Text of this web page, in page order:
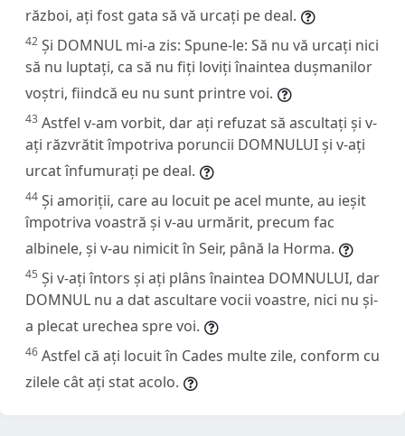
război, ați fost gata să vă urcați pe deal.
42 Și DOMNUL mi-a zis: Spune-le: Să nu vă urcați nici
să nu luptați, ca să nu fiți loviți înaintea dușmanilor
voștri, fiindcă eu nu sunt printre voi.
43 Astfel v-am vorbit, dar ați refuzat să ascultați și v-
ați răzvrătit împotriva poruncii DOMNULUI și v-ați
urcat înfumurați pe deal.
44 Și amoriții, care au locuit pe acel munte, au ieșit
împotriva voastră și v-au urmărit, precum fac
albinele, și v-au nimicit în Seir, până la Horma.
45 Și v-ați întors și ați plâns înaintea DOMNULUI, dar
DOMNUL nu a dat ascultare vocii voastre, nici nu și-
a plecat urechea spre voi.
46 Astfel că ați locuit în Cades multe zile, conform cu
zilele cât ați stat acolo.